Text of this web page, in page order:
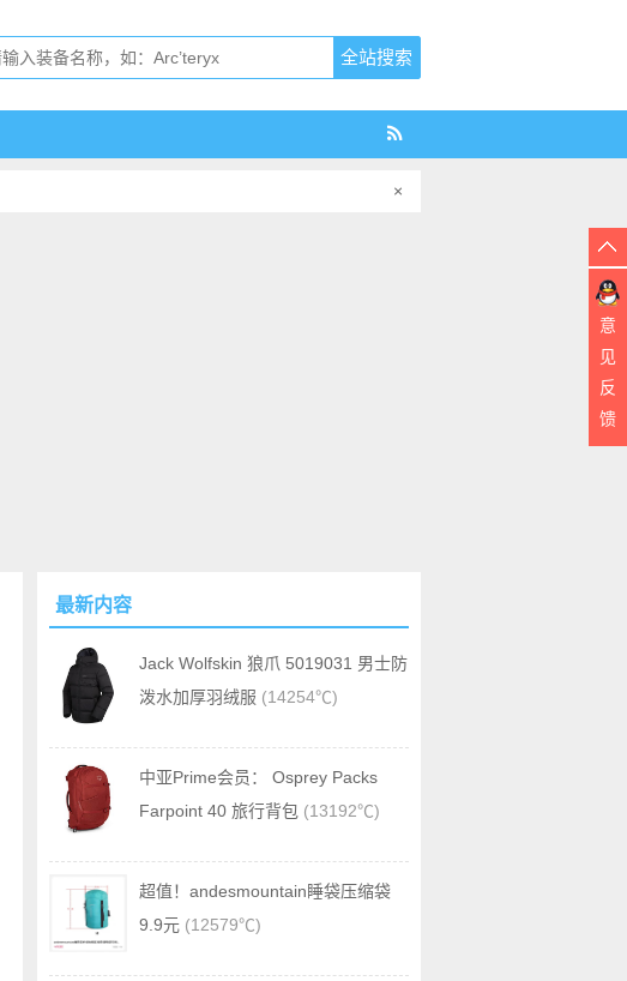
×
最新内容
Jack Wolfskin 狼爪 5019031 男士防
泼水加厚羽绒服 (14254℃)
中亚Prime会员： Osprey Packs
Farpoint 40 旅行背包 (13192℃)
超值！andesmountain睡袋压缩袋
9.9元 (12579℃)
意
见
反
馈